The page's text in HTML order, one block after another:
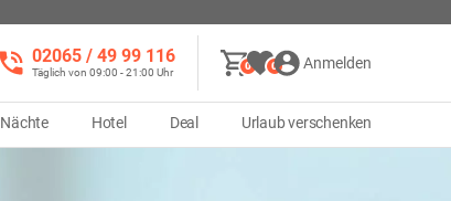
02065 / 49 ‌99 116
Täglich von 09:00 - 21:00 Uhr
0 0 Anmelden
Nächte Hotel Deal Urlaub verschenken